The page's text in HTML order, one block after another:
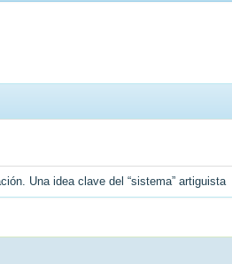
Una idea clave del “sistema” artiguista